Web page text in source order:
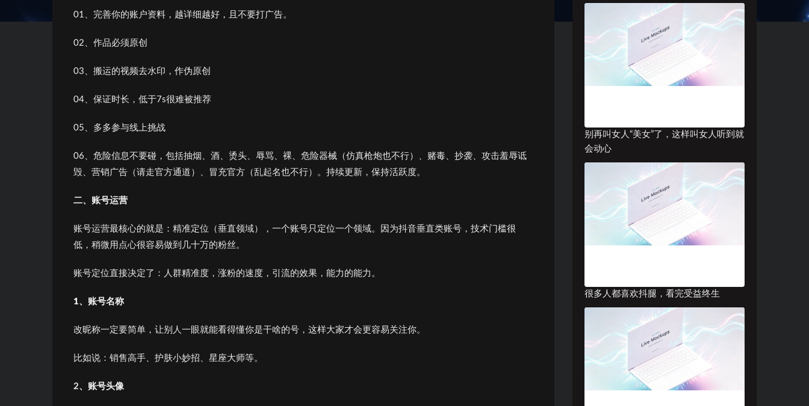
01、完善你的账户资料，越详细越好，且不要打广告。
02、作品必须原创
03、搬运的视频去水印，作伪原创
04、保证时长，低于7s很难被推荐
05、多多参与线上挑战
06、危险信息不要碰，包括抽烟、酒、烫头、辱骂、裸、危险器械（仿真枪炮也不行）、赌毒、抄袭、攻击羞辱诋
毁、营销广告（请走官方通道）、冒充官方（乱起名也不行）。持续更新，保持活跃度。
二、 账号运营
账号运营最核心的就是：精准定位（垂直领域），一个账号只定位一个领域。因为抖音垂直类账号，技术门槛很
低，稍微用点心很容易做到几十万的粉丝。
账号定位直接决定了：人群精准度，涨粉的速度，引流的效果，能力的能力。
1、账号名称
改昵称一定要简单，让别人一眼就能看得懂你是干啥的号，这样大家才会更容易关注你。
比如说：销售高手、护肤小妙招、星座大师等。
2、 账号头像
别再叫女人“美女”了，这样叫女人听到就
会动心
很多人都喜欢抖腿，看完受益终生